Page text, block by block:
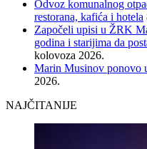
Odvoz komunalnog
restorana, kafića i hotela
Započeli upisi u ŽRK
godina i starijima da
kolovoza 2026.
Marin Musinov ponovo
2026.
NAJČITANIJE